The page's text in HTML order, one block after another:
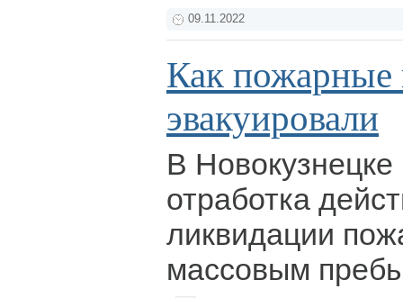
09.11.2022
Как пожарные
эвакуировали
В
отработка
ликвидации
массовым